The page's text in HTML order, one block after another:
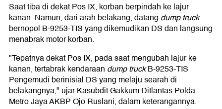
Saat tiba di dekat Pos IX, korban berpindah ke lajur
kanan. Namun, dari arah belakang, datang dump truck
bernopol B-9253-TIS yang dikemudikan DS dan langsung
menabrak motor korban.
"Tepatnya dekat Pos IX, pada saat mengubah lajur ke
kanan, tertabrak kendaraan dump truckB-9253-TIS
Pengemudi berinisial DS yang melaju searah di
belakangnya," ujar Kasubdit Gakkum Ditlantas Polda
Metro Jaya AKBP Ojo Ruslani, dalam keterangannya.